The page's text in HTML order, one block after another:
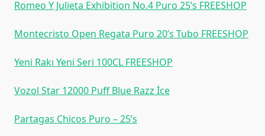
Romeo Y Julieta Exhibition No.4 Puro 25’s FREESHOP
Montecristo Open Regata Puro 20’s Tubo FREESHOP
Yeni Rakı Yeni Seri 100CL FREESHOP
Vozol Star 12000 Puff Blue Razz İce
Partagas Chicos Puro – 25’s